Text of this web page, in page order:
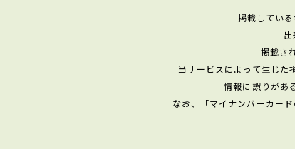
掲載してい
掲載さ
当サービスによって生じた
情報に誤りがあ
なお、「マイナンバーカー